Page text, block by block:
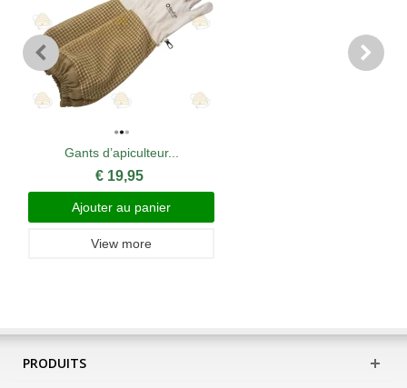
Gants d’apiculteur...
€ 19,95
Ajouter au panier
View more
PRODUITS